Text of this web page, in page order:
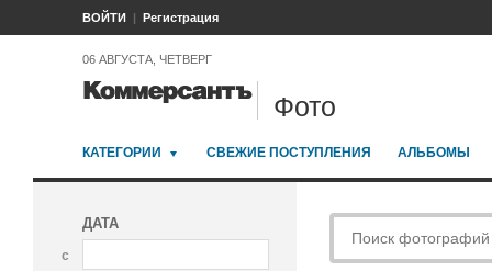
ВОЙТИ Регистрация
06 АВГУСТА, ЧЕТВЕРГ
Фото
КАТЕГОРИИ СВЕЖИЕ ПОСТУПЛЕНИЯ АЛЬБОМЫ
ДАТА
с